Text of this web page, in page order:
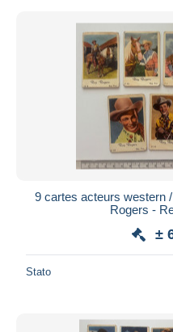
9 cartes acteurs western
Rogers -
±
Stato